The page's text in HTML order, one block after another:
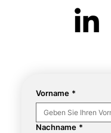
Vorname *
Nachname *